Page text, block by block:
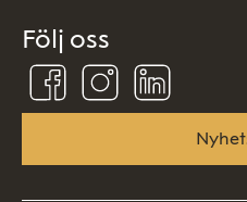
Följ oss
Följ
oss
på
Följ
på
InstagramLinkedin